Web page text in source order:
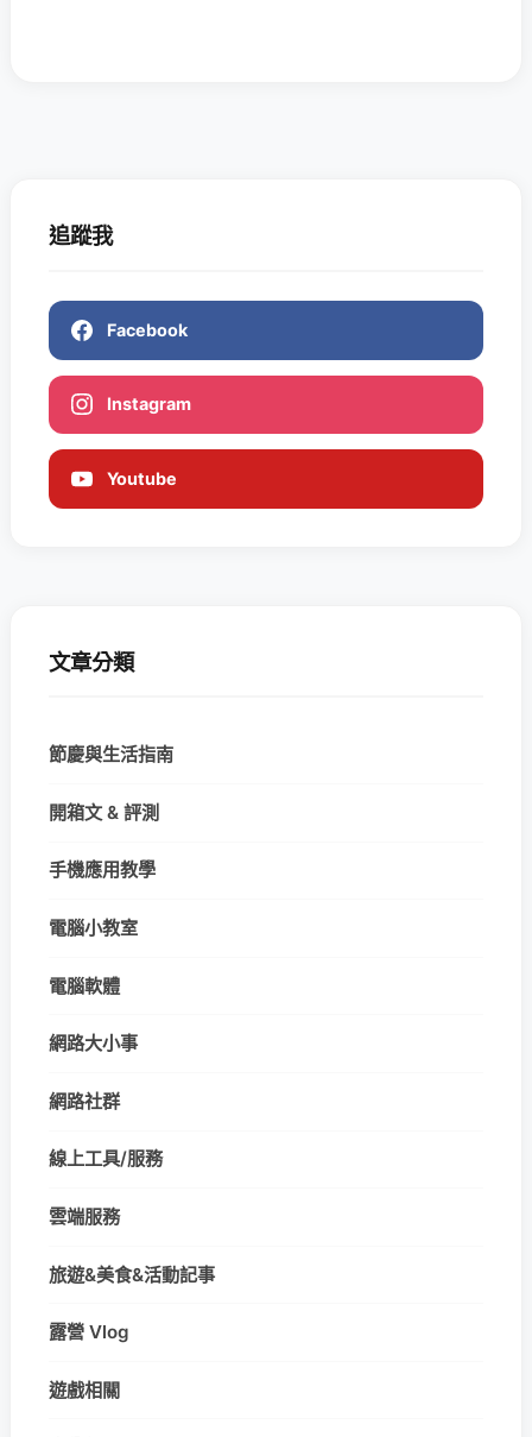
追蹤我
Facebook
Instagram
Youtube
文章分類
節慶與生活指南
開箱文 & 評測
手機應用教學
電腦小教室
電腦軟體
網路大小事
網路社群
線上工具/服務
雲端服務
旅遊&美食&活動記事
露營 Vlog
遊戲相關